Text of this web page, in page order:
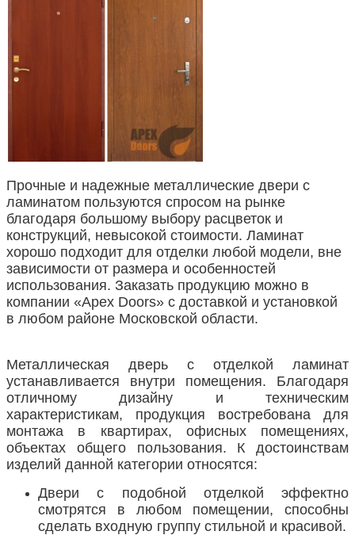
Прочные и надежные металлические двери с
ламинатом пользуются спросом на рынке
благодаря большому выбору расцветок и
конструкций, невысокой стоимости. Ламинат
хорошо подходит для отделки любой модели, вне
зависимости от размера и особенностей
использования. Заказать продукцию можно в
компании «Apex Doors» с доставкой и установкой
в любом районе Московской области.
Металлическая дверь с отделкой ламинат
устанавливается внутри помещения. Благодаря
отличному дизайну и техническим
характеристикам, продукция востребована для
монтажа в квартирах, офисных помещениях,
объектах общего пользования. К достоинствам
изделий данной категории относятся:
Двери с подобной отделкой эффектно
смотрятся в любом помещении, способны
сделать входную группу стильной и красивой.